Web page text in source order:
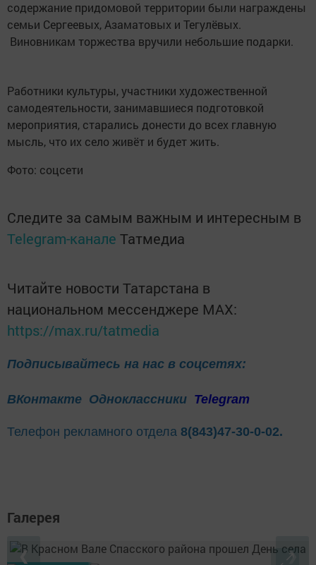
содержание придомовой территории были награждены
семьи Сергеевых, Азаматовых и Тегулёвых.
Виновникам торжества вручили небольшие подарки.
Работники культуры, участники художественной
самодеятельности, занимавшиеся подготовкой
мероприятия, старались донести до всех главную
мысль, что их село живёт и будет жить.
Фото: соцсети
Следите за самым важным и интересным в
Telegram-канале Татмедиа
Читайте новости Татарстана в
национальном мессенджере MАХ:
https://max.ru/tatmedia
Подписывайтесь на нас в соцсетях:
ВКонтакте Одноклассники Telegram
Телефон рекламного отдела 8(843)47-30-0-02.
Галерея
❮ ❯